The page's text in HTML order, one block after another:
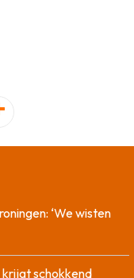
‘We wisten
krijgt schokkend